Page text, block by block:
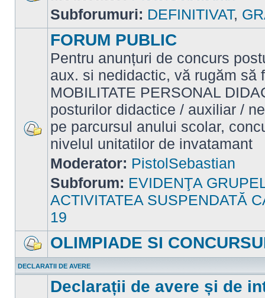
sunt
mesaje
Subforumuri: DEFINITIVAT,
sunt
necitite
FORUM PUBLIC
Pentru anunțuri de concurs
aux. si nedidactic, vă rugăm să
MOBILITATE PERSONAL
posturilor didactice / auxiliar /
pe parcursul anului scolar,
nivelul unitatilor de invatamant
Moderator: PistolSebastian
Subforum: EVIDENŢA
ACTIVITATEA SUSPENDATĂ
19
mesaje
necitite
OLIMPIADE SI
DECLARATII DE AVERE
Declarații de avere și de